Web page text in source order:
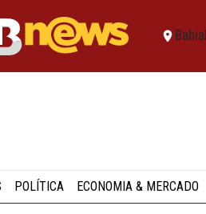
Bahia
POLÍTICA ECONOMIA & MERCADO